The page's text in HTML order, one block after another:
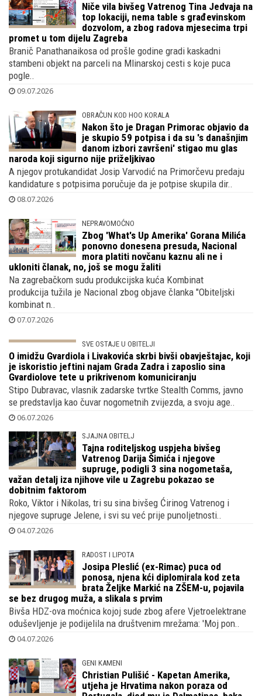
Niče vila bivšeg Vatrenog Tina Jedvaja na
top lokaciji, nema table s građevinskom
dozvolom, a zbog radova mjesecima trpi
promet u tom dijelu Zagreba
Branič Panathanaikosa od prošle godine gradi kaskadni
stambeni objekt na parceli na Mlinarskoj cesti s koje puca
pogle..
09.07.2026
OBRAČUN KOD HOO KORALA
Nakon što je Dragan Primorac objavio da
je skupio 59 potpisa i da su 's današnjim
danom izbori završeni' stigao mu glas
naroda koji sigurno nije priželjkivao
A njegov protukandidat Josip Varvodić na Primorčevu predaju
kandidature s potpisima poručuje da je potpise skupila dir..
08.07.2026
NEPRAVOMOĆNO
Zbog 'What's Up Amerika' Gorana Milića
ponovno donesena presuda, Nacional
mora platiti novčanu kaznu ali ne i
ukloniti članak, no, još se mogu žaliti
Na zagrebačkom sudu produkcijska kuća Kombinat
produkcija tužila je Nacional zbog objave članka "Obiteljski
kombinat n..
07.07.2026
SVE OSTAJE U OBITELJI
O imidžu Gvardiola i Livakovića skrbi bivši
obavještajac, koji je iskoristio jeftini
najam Grada Zadra i zaposlio sina
Gvardiolove tete u prikrivenom komuniciranju
Stipo Dubravac, vlasnik zadarske tvrtke Stealth Comms, javno
se predstavlja kao čuvar nogometnih zvijezda, a svoju age..
SJAJNA OBITELJ
Tajna roditeljskog uspjeha bivšeg
Vatrenog Darija Šimića i njegove
supruge, podigli 3 sina nogometaša,
važan detalj iza njihove vile u Zagrebu pokazao se
dobitnim faktorom
Roko, Viktor i Nikolas, tri su sina bivšeg Ćirinog Vatrenog i
njegove supruge Jelene, i svi su već prije punoljetnosti..
RADOST I LIPOTA
Josipa Pleslić (ex-Rimac) puca od
ponosa, njena kći diplomirala kod zeta
brata Željke Markić na ZŠEM-u, pojavila
se bez drugog muža, a slikala s prvim
Bivša HDZ-ova moćnica kojoj sude zbog afere Vjetroelektrane
oduševljenje je podijelila na društvenim mrežama: 'Moj pon..
GENI KAMENI
Christian Pulišić - Kapetan Amerika,